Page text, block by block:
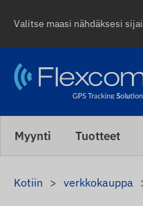
Valitse maasi nähdäksesi
Myynti Tuotteet
Kotiin verkkokauppa